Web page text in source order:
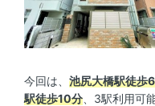
今回は、 池尻大橋駅徒歩
駅徒歩10分 、3駅利用可